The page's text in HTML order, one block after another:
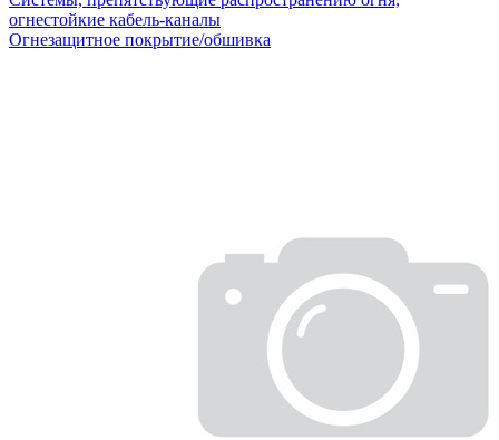
огнестойкие кабель-каналы
Огнезащитное покрытие/обшивка